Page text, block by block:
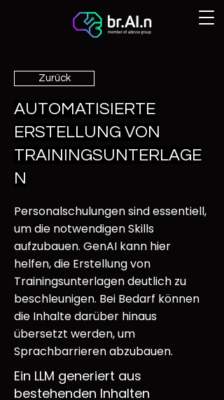
Zurück
AUTOMATISIERTE
ERSTELLUNG VON
TRAININGSUNTERLAGE
N
Personalschulungen sind essentiell,
um die notwendigen Skills
aufzubauen. GenAI kann hier
helfen, die Erstellung von
Trainingsunterlagen deutlich zu
beschleunigen. Bei Bedarf können
die Inhalte darüber hinaus
übersetzt werden, um
Sprachbarrieren abzubauen.
Ein LLM generiert aus
bestehenden Inhalten